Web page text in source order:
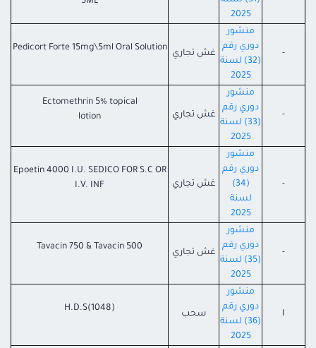
2025
-
منشور
دوري رقم
(32) لسنة
2025
غش تجاري
Pedicort Forte 15mg\5ml Oral Solution
-
منشور
دوري رقم
(33) لسنة
2025
غش تجاري
Ectomethrin 5% topical
lotion
-
منشور
دوري رقم
(34)
لسنة
2025
غش تجاري
Epoetin 4000 I.U. SEDICO FOR S.C OR
I.V. INF
-
منشور
دوري رقم
(35) لسنة
2025
غش تجاري
Tavacin 750 & Tavacin 500
I
منشور
دوري رقم
(36) لسنة
2025
سحب
H.D.S(1048)